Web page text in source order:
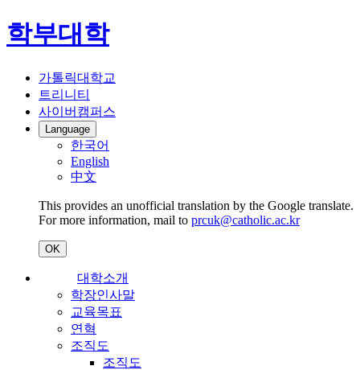
학부대학
가톨릭대학교
트리니티
사이버캠퍼스
Language
한국어
English
中文
This provides an unofficial translation by the Google translate.
For more information, mail to prcuk@catholic.ac.kr
OK
대학소개
학장인사말
교육목표
연혁
조직도
조직도